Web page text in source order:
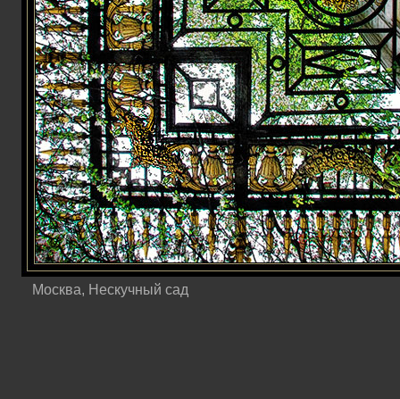
Москва, Нескучный сад